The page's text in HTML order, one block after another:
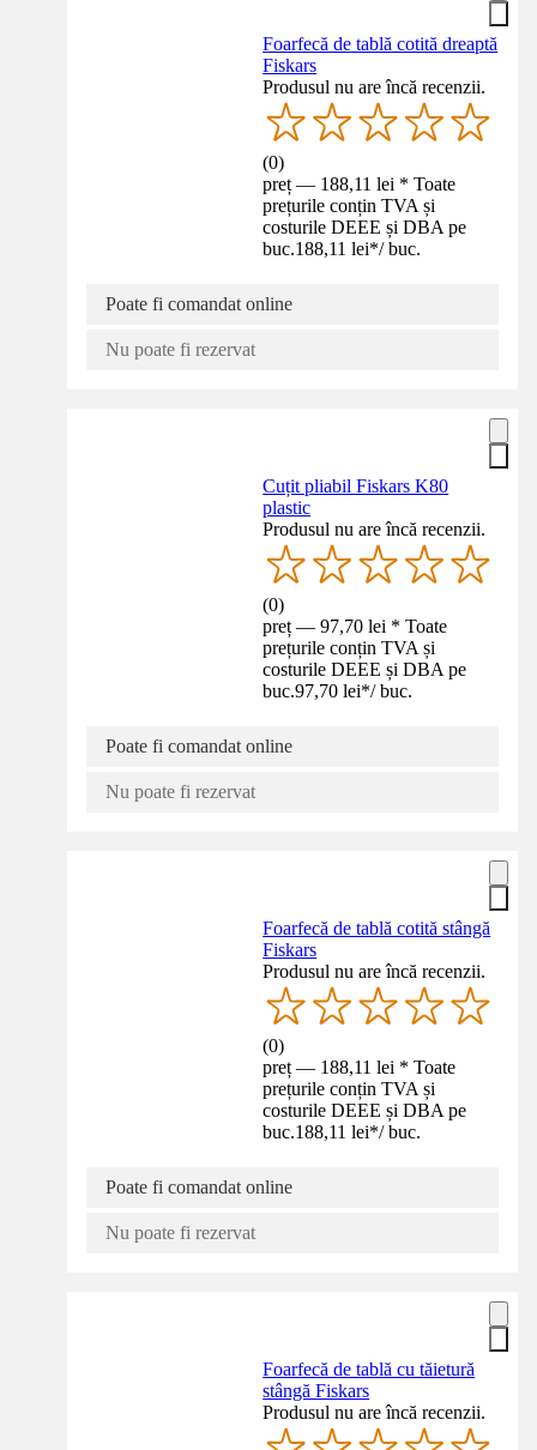
Foarfecă de tablă cotită dreaptă
Fiskars
Produsul nu are încă recenzii.
(0)
preț — 188,11 lei * Toate
prețurile conțin TVA și
costurile DEEE și DBA pe
buc.188,11 lei*/ buc.
Poate fi comandat online
Nu poate fi rezervat
Cuțit pliabil Fiskars K80
plastic
Produsul nu are încă recenzii.
(0)
preț — 97,70 lei * Toate
prețurile conțin TVA și
costurile DEEE și DBA pe
buc.97,70 lei*/ buc.
Poate fi comandat online
Nu poate fi rezervat
Foarfecă de tablă cotită stângă
Fiskars
Produsul nu are încă recenzii.
(0)
preț — 188,11 lei * Toate
prețurile conțin TVA și
costurile DEEE și DBA pe
buc.188,11 lei*/ buc.
Poate fi comandat online
Nu poate fi rezervat
Foarfecă de tablă cu tăietură
stângă Fiskars
Produsul nu are încă recenzii.